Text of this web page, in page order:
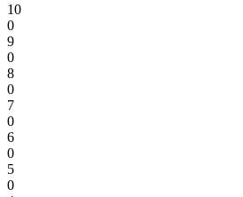
10
0
9
0
8
0
7
0
6
0
5
0